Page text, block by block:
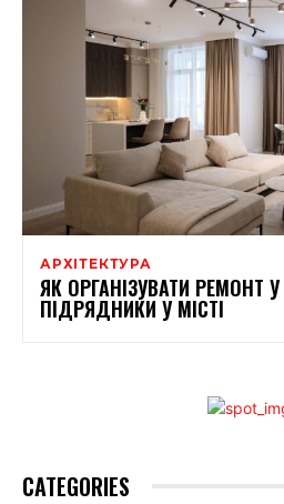
АРХІТЕКТУРА
ЯК ОРГАНІЗУВАТИ РЕМОНТ
ПІДРЯДНИКИ У МІСТІ
CATEGORIES